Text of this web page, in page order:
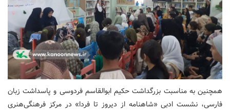
همچنین به مناسبت بزرگداشت حکیم ابوالقاسم فردوسی و پاسداشت زبان
فارسی، نشست ادبی «شاهنامه از دیروز تا فردا» در مرکز فرهنگی‌هنری